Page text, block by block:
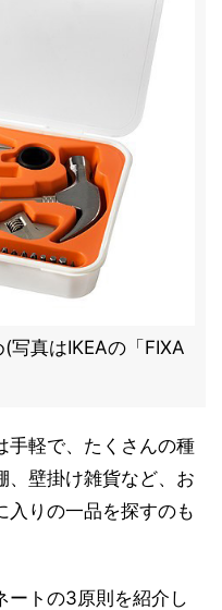
写真はIKEAの「FIXA
手軽で、たくさんの種
、壁掛け雑貨など、お
入りの一品を探すのも
ートの3原則を紹介し